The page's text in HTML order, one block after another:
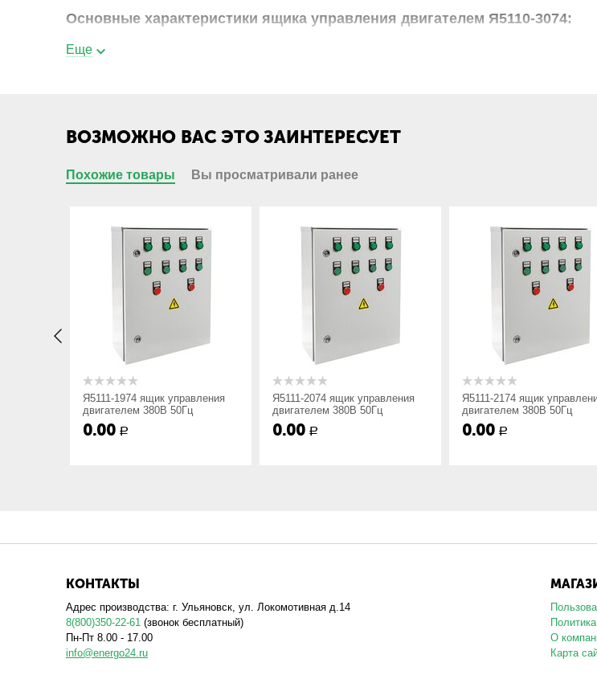
Основные характеристики ящика управления двигателем Я5110-3074:
Степень защиты по ГОСТ 14254-80, не ниже IP31
Исполнение корпуса
Габарит (ВхШхГ), мм 350х260х160
Также возможно изготовление и разработка ящиков управления двигателями Я5000 по
Еще
ВОЗМОЖНО ВАС ЭТО ЗАИНТЕРЕСУЕТ
Похожие товары Вы просматривали ранее
Я5111-1974 ящик управления
двигателем 380В 50Гц
0.00 Р
Я5111-2074 ящик управления
двигателем 380В 50Гц
0.00 Р
Я5111-2174 ящик
двигателем 380В 50Гц
0.00 Р
КОНТАКТЫ
Адрес производства: г. Ульяновск, ул. Локомотивная д.14
8(800)350-22-61 (звонок бесплатный)
Пн-Пт 8.00 - 17.00
info@energo24.ru
О
Карта